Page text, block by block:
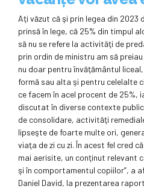
Aţi văzut că şi prin legea din 2023
prinsă în lege, că 25% din timpul
să nu se refere la activităţi de
prin ordin de ministru am să
nu doar pentru învăţământul
formă sau alta şi pentru celelalte
ce facem în acel procent de 25%,
discutat în diverse contexte
de consolidare, activităţi
lipseşte de foarte multe ori,
viaţa de zi cu zi. În acest fel cred
mai aerisite, un conţinut relevant
şi în comportamentul copiilor”, a
Daniel David, la prezentarea